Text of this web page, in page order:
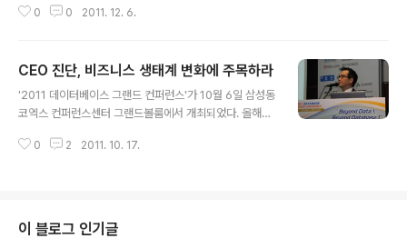
축, IT 기업들이 쏙쏙들이 모여드는 곳이다. 최초로 방송에
방송됐다. 동영상 바로보기 다음은 본 방송 전반부 내용 요
약. -여기가 사장실인데요, 생각보다 작은 규모이네요? 이
정도면 직원들과 소통하기 위한 적당한 수준입니다. 지금
통하게끔 만들어졌습니다. -글로벌 통합 및 보안업체인 안
0 0 2011. 12. 6.
CEO 진단, 비즈니스 생태계 변화에 주목하라
'2011 데이터베이스 그랜드 컨퍼런스'가 10월 6일 삼성동
코엑스 컨퍼런스센터 그랜드볼룸에서 개최되었다. 올해로
국내외 유명 석학과 전문가를 초빙, 다양한 데이터베이스
대표는 전날 큰 업적을 남기고 떠난 스티브 잡스에 대한 애
도로 말문을 열었다. "지난 30년 동안 IT가 비약적으로 발
0 2 2011. 10. 17.
이 블로그 인기글